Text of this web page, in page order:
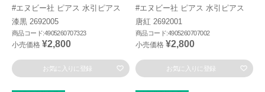
#エヌビー社 ピアス 水引ピアス
漆黒 2692005
商品コード:4905260707323
小売価格 ¥2,800
お気に入りに登録
#エヌビー社 ピアス 水引ピアス
唐紅 2692001
商品コード:4905260707002
小売価格 ¥2,800
お気に入りに登録